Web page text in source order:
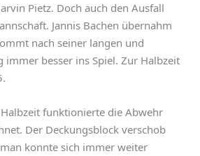
Pietz. Doch auch den Ausfall
Jannis Bachen übernahm
nach seiner langen und
immer besser ins Spiel. Zur Halbzeit
funktionierte die Abwehr
Der Deckungsblock verschob
konnte sich immer weiter